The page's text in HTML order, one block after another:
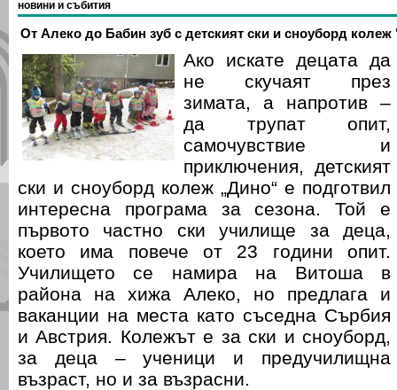
новини и събития
От Алеко до Бабин зуб с детският ски и сноуборд
Ако искате децата да
не скучаят през
зимата, а напротив –
да трупат опит,
самочувствие и
приключения, детският
ски и сноуборд колеж „Дино“ е подготвил
интересна програма за сезона. Той е
първото частно ски училище за деца,
което има повече от 23 години опит.
Училището се намира на Витоша в
района на хижа Алеко, но предлага и
ваканции на места като съседна Сърбия
и Австрия. Колежът е за ски и сноуборд,
за деца – ученици и предучилищна
възраст, но и за възрасни.